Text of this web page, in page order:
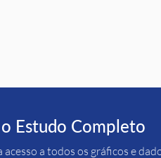
Estudo Completo
a todos os gráficos e